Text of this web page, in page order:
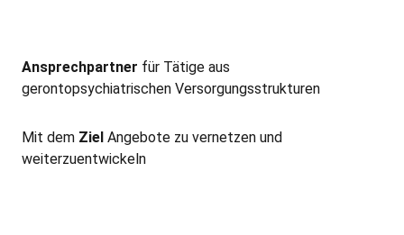
Ansprechpartner für Tätige aus
gerontopsychiatrischen Versorgungsstrukturen
Mit dem Ziel Angebote zu vernetzen und
weiterzuentwickeln